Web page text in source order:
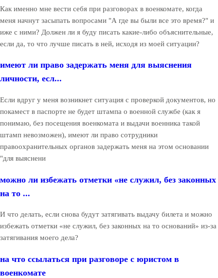
Как именно мне вести себя при разговорах в военкомате, когда
меня начнут засыпать вопросами "А где вы были все это время?" и
иже с ними? Должен ли я буду писать какие-либо объяснительные,
если да, то что лучше писать в ней, исходя из моей ситуации?
имеют ли право задержать меня для выяснения
личности, есл...
Если вдруг у меня возникнет ситуация с проверкой документов, но
покамест в паспорте не будет штампа о военной службе (как я
понимаю, без посещения военкомата и выдачи военника такой
штамп невозможен), имеют ли право сотрудники
правоохранительных органов задержать меня на этом основании
"для выяснени
можно ли избежать отметки «не служил, без законных
на то ...
И что делать, если снова будут затягивать выдачу билета и можно
избежать отметки «не служил, без законных на то оснований» из-за
затягивания моего дела?
на что ссылаться при разговоре с юристом в
военкомате